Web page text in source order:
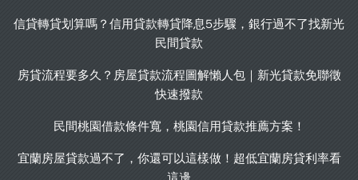
信貸轉貸划算嗎？信用貸款轉貸降息5步驟，銀行過不了找新光
民間貸款
房貸流程要多久？房屋貸款流程圖解懶人包｜新光貸款免聯徵
快速撥款
民間桃園借款條件寬，桃園信用貸款推薦方案！
宜蘭房屋貸款過不了，你還可以這樣做！超低宜蘭房貸利率看